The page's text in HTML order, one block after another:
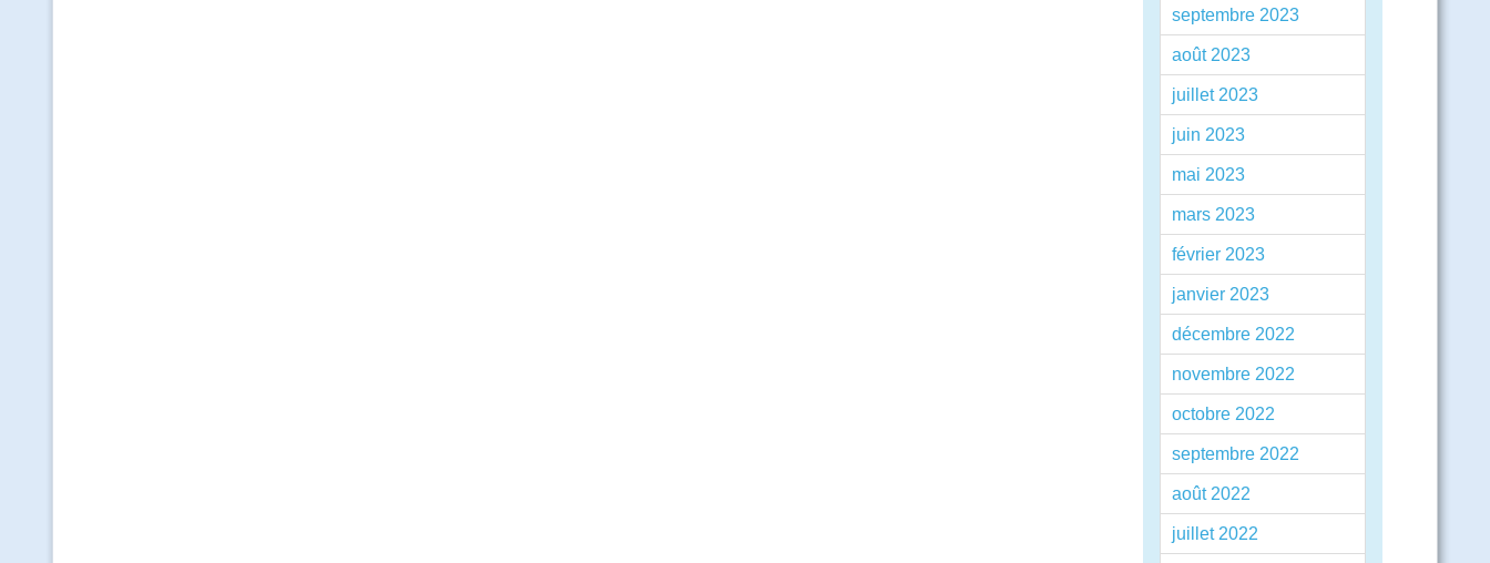
septembre 2023
août 2023
juillet 2023
juin 2023
mai 2023
mars 2023
février 2023
janvier 2023
décembre 2022
novembre 2022
octobre 2022
septembre 2022
août 2022
juillet 2022